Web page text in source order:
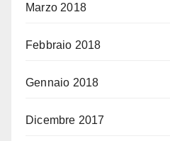
Marzo 2018
Febbraio 2018
Gennaio 2018
Dicembre 2017